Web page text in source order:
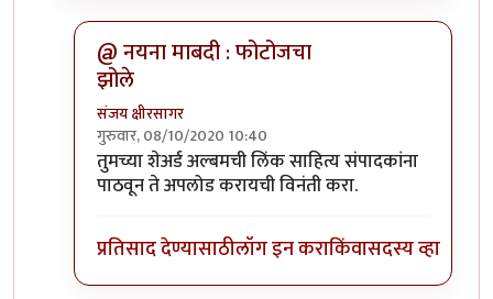
@ नयना माबदी : फोटोजचा
झोले
संजय क्षीरसागर
गुरुवार, 08/10/2020 10:40
In reply toफोटो दिसत नाहियेत का? मी गुगलby
तुमच्या शेअर्ड अल्बमची लिंक साहित्य संपादकांना
पाठवून ते अपलोड करायची विनंती करा.
प्रतिसाद देण्यासाठीलॉग इन कराकिंवासदस्य व्हा